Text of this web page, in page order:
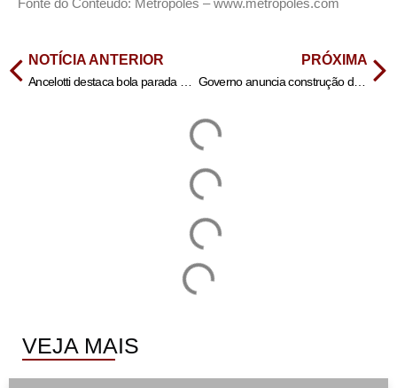
Fonte do Conteudo: Metrópoles – www.metropoles.com
NOTÍCIA ANTERIOR
Ancelotti destaca bola parada e garante Brasil competitivo na Copa
PRÓXIMA
Governo anuncia construção de 85 mil moradias do Minha Casa, Minha Vida
VEJA MAIS